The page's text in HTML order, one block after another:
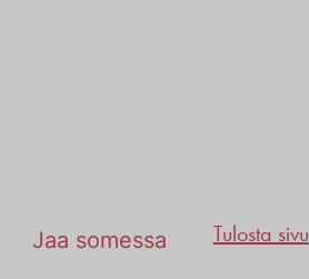
Jaa somessa Tulosta sivu